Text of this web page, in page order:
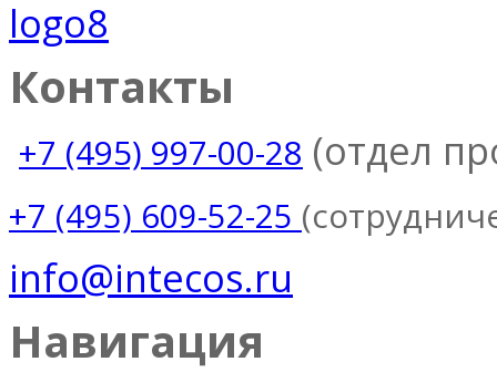
Контакты
+7 (495) 997-00-28 (отдел
+7 (495) 609-52-25
info@intecos.ru
Навигация